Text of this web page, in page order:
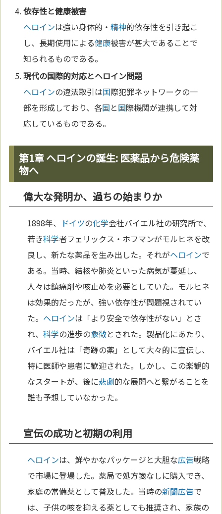
依存性と健康被害
ヘロインは強い身体的・精神的依存性を引き起こ
し、長期使用による健康被害が甚大であることで
知られるものである。
現代の国際的対応とヘロイン問題
ヘロインの違法取引は国際犯罪ネットワークの一
部を形成しており、各国と国際機関が連携して対
応しているものである。
第1章 ヘロインの誕生: 医薬品から危険薬
物へ
偉大な発明か、過ちの始まりか
1898年、 ドイツの化学会社バイエル社の研究所で、
若き科学者フェリックス・ホフマンがモルヒネを改
良し、新たな薬品を生み出した。それがヘロインで
ある。当時、結核や肺炎といった病気が蔓延し、
人々は鎮痛剤や咳止めを必要としていた。モルヒネ
は効果的だったが、強い依存性が問題視されてい
た。 ヘロインは「より安全で依存性がない」とさ
れ、科学の進歩の象徴とされた。製品化にあたり、
バイエル社は「奇跡の薬」として大々的に宣伝し、
特に医師や患者に歓迎された。しかし、この楽観的
なスタートが、後に悲劇的な展開へと繋がることを
誰も予想していなかった。
宣伝の成功と初期の利用
ヘロインは、鮮やかなパッケージと大胆な広告戦略
で市場に登場した。薬局で処方箋なしに購入でき、
家庭の常備薬として普及した。当時の新聞広告で
は、子供の咳を抑える薬としても推奨され、家族の